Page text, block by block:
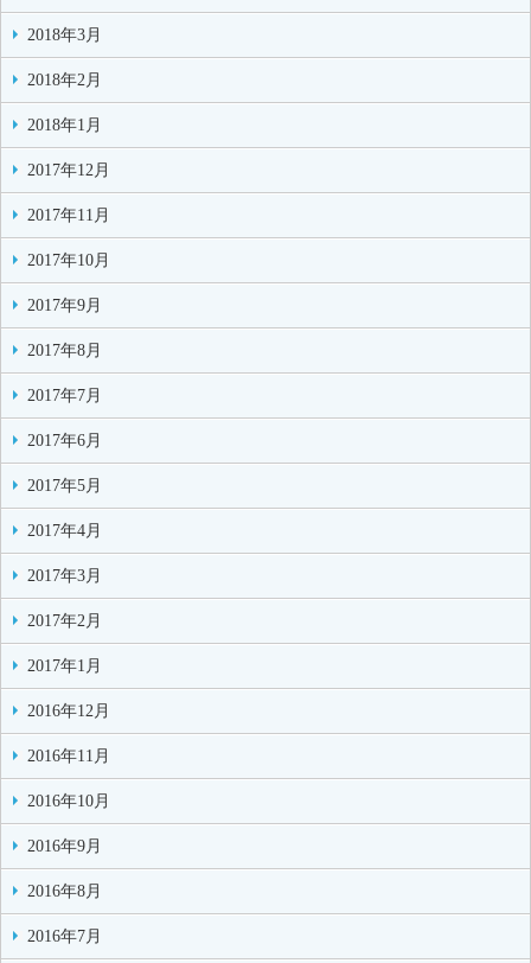
2018年3月
2018年2月
2018年1月
2017年12月
2017年11月
2017年10月
2017年9月
2017年8月
2017年7月
2017年6月
2017年5月
2017年4月
2017年3月
2017年2月
2017年1月
2016年12月
2016年11月
2016年10月
2016年9月
2016年8月
2016年7月